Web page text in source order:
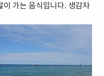
다를 보시고 오시길 추천합
' 카페 비토리 ' 사천시 송포
해의 푸른 바다.. 그 넘어 첩
사천대교를 한 눈에 볼 수
이 가는 음식입니다. 생감자
전분만으로 둥글 납작하게
이 옹심이입니다. 그런데 분
자가 높은 온도와 밝은 빛,
노출이 되면 금방 갈색으로